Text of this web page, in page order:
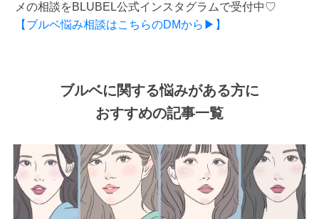
メの相談をBLUBEL公式インスタグラムで受付中♡
【ブルベ悩み相談はこちらのDMから▶】
ブルベに関する悩みがある方に
おすすめの記事一覧